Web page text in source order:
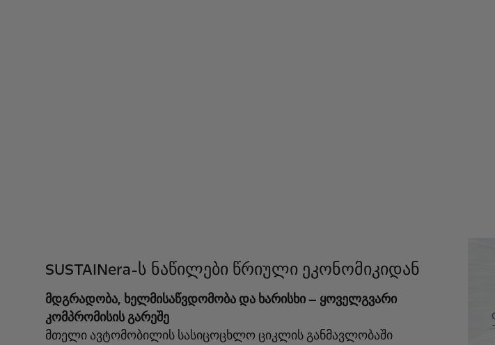
SUSTAINera-ს ნაწილები წრიული ეკონომიკიდან
მდგრადობა, ხელმისაწვდომობა და ხარისხი — ყოველგვარი
კომპრომისის გარეშე
მთელი ავტომობილის სასიცოცხლო ციკლის განმავლობაში